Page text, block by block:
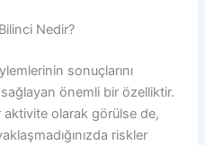
Nedir?
sonuçlarını
önemli bir özelliktir.
olarak görülse de,
riskler